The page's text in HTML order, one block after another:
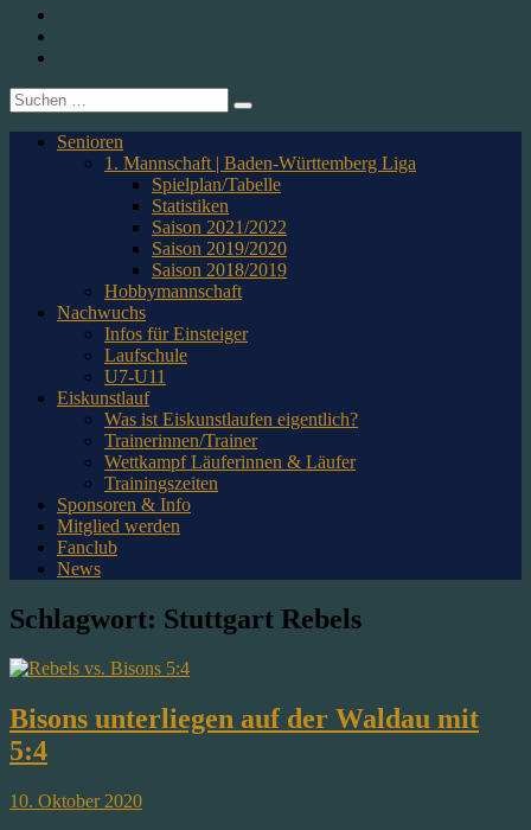
1. CfR Pforzheim 1896 e.V. – Abteilung Eishockey
Suche
nach:
Senioren
1. Mannschaft | Baden-Württemberg Liga
Spielplan/Tabelle
Statistiken
Saison 2021/2022
Saison 2019/2020
Saison 2018/2019
Hobbymannschaft
Nachwuchs
Infos für Einsteiger
Laufschule
U7-U11
Eiskunstlauf
Was ist Eiskunstlaufen eigentlich?
Trainerinnen/Trainer
Wettkampf Läuferinnen & Läufer
Trainingszeiten
Sponsoren & Info
Mitglied werden
Fanclub
News
Schlagwort: Stuttgart Rebels
Bisons unterliegen auf der Waldau mit
5:4
10. Oktober 2020